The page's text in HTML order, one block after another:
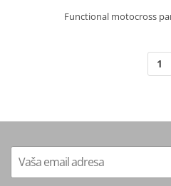
Functional motocross
1